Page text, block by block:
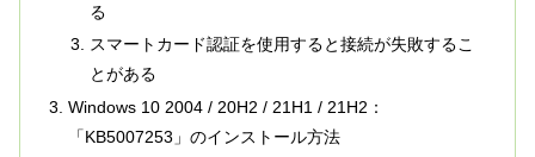
る
スマートカード認証を使用すると接続が失敗するこ
とがある
Windows 10 2004 / 20H2 / 21H1 / 21H2：
「KB5007253」のインストール方法